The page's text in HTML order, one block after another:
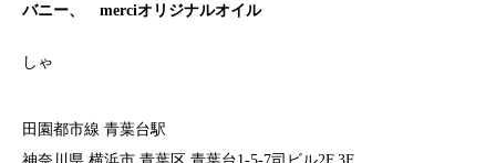
バニー、 merciオリジナルオイル
しゃ
田園都市線 青葉台駅